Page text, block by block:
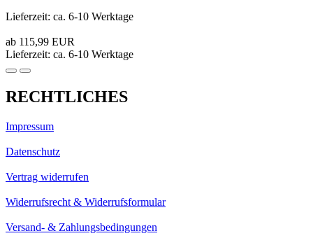
Lieferzeit: ca. 6-10 Werktage
ab 115,99 EUR
Lieferzeit: ca. 6-10 Werktage
RECHTLICHES
Impressum
Datenschutz
Vertrag widerrufen
Widerrufsrecht & Widerrufsformular
Versand- & Zahlungsbedingungen